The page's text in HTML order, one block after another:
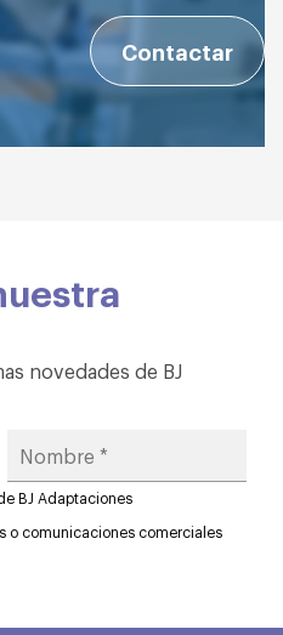
Contactar
novedades de BJ
BJ Adaptaciones
o comunicaciones comerciales